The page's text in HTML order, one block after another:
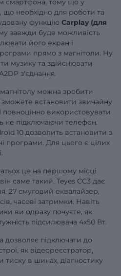
що необхідно для роботи та
функцію Carplay (для
завжди буде можливість
його екран і
прямо з магнітоли. Ну
музику та здійснювати
з'єднання.
можна зробити
встановити звичайну
повноцінно використовувати
не підключаючи телефон.
10 дозволить встановити з
програми. Для цього є цілих
це на першому місці
він саме такий. Teyes CC3 дає
27 смуговий еквалайзер,
часові затримки. Навіть
ви одразу почуєте, як
підсилювача 4х50 Вт.
дозволяє підключати до
як відеореєстратор,
в шинах, діагностику